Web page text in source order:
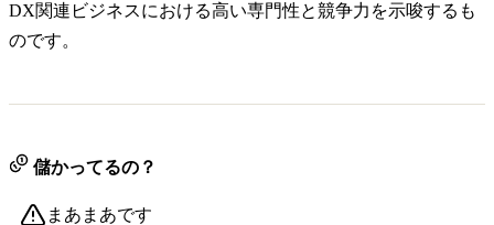
DX関連ビジネスにおける高い専門性と競争力を示唆するも
のです。
儲かってるの？
まあまあです